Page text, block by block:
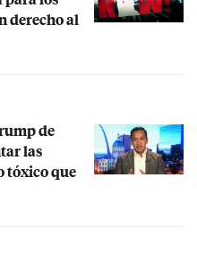
derecho al
de
las
tóxico que